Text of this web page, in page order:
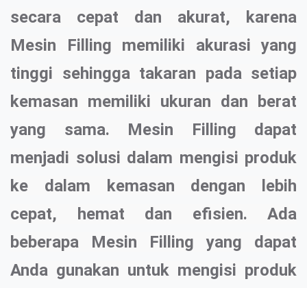
secara cepat dan akurat, karena
Mesin Filling memiliki akurasi yang
tinggi sehingga takaran pada setiap
kemasan memiliki ukuran dan berat
yang sama. Mesin Filling dapat
menjadi solusi dalam mengisi produk
ke dalam kemasan dengan lebih
cepat, hemat dan efisien. Ada
beberapa Mesin Filling yang dapat
Anda gunakan untuk mengisi produk